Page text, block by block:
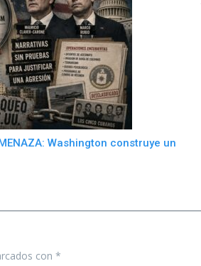
Washington construye un
con *